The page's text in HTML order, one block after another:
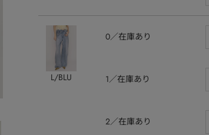
L/BLU
0 在庫あり
1 在庫あり
2 在庫あり